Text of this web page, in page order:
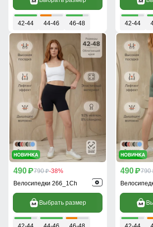
42-44 44-46 46-48 42-44
490 p790 p-38%
Велосипедки 266_1Ch
Выбрать размер
490 p790